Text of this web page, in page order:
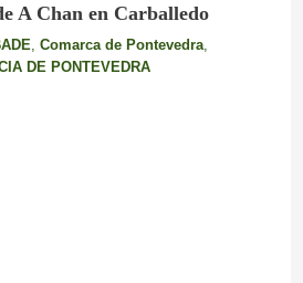
A Chan en Carballedo
Comarca de Pontevedra,
DE PONTEVEDRA